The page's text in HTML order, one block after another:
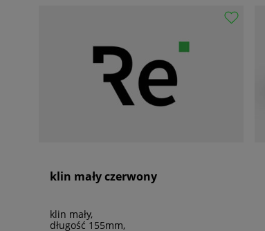
klin mały czerwony
klin mały,
długość 155mm,